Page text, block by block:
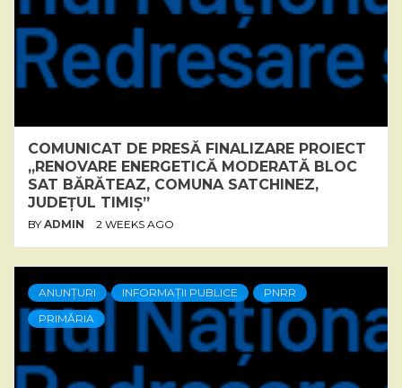
COMUNICAT DE PRESĂ FINALIZARE PROIECT
„RENOVARE ENERGETICĂ MODERATĂ BLOC
SAT BĂRĂTEAZ, COMUNA SATCHINEZ,
JUDEȚUL TIMIȘ”
BY ADMIN 2 WEEKS AGO
ANUNȚURI INFORMAȚII PUBLICE
PNRR
PRIMĂRIA